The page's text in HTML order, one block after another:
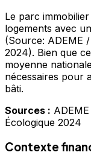
Le parc
logements avec
(Source: ADEME
2024). Bien que
moyenne
nécessaires pour
bâti.
Sources :
Écologique 2024
Contexte